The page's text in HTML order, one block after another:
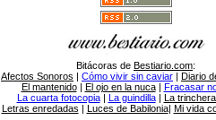
Bitácoras de Bestiario.com:
Afectos Sonoros | Cómo vivir sin caviar | Diario
El mantenido| El ojo en la nuca| Fracasar
La cuarta fotocopia| La guindilla| La
Letras enredadas | Luces de Babilonia| Mi vida